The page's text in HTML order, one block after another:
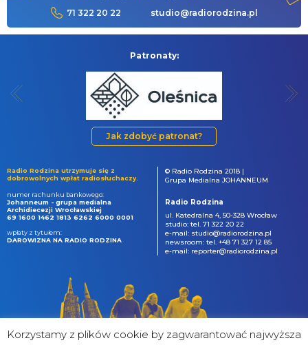
71 322 20 22 studio@radiorodzina.pl
Patronaty:
Jak zdobyć patronat?
Radio Rodzina utrzymuje się z
dobrowolnych wpłat radiosłuchaczy.
numer rachunku bankowego:
Johanneum - grupa medialna
Archidiecezji Wrocławskiej
69 1600 1462 1813 6262 6000 0001
wpłaty z tytułem:
DAROWIZNA NA RADIO RODZINA
© Radio Rodzina 2018 |
Grupa Medialna JOHANNEUM
Radio Rodzina
ul. Katedralna 4, 50-328 Wrocław
studio: tel. 71 322 20 22
e-mail: studio@radiorodzina.pl
newsroom: tel. +48 71 327 12 85
e-mail: reporter@radiorodzina.pl
Korzystamy z plików cookie by zagwarantować najwyższa